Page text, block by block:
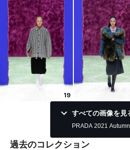
19
すべての画像を見
PRADA 2021
過去のコレクション